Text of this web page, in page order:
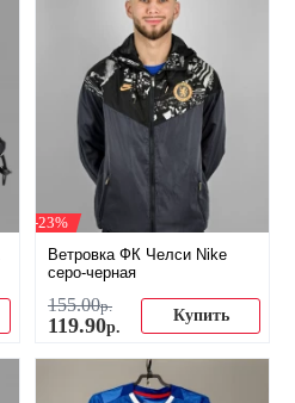
-23%
Ветровка ФК Челси Nike
серо-черная
155.00р.
119.90р.
Купить